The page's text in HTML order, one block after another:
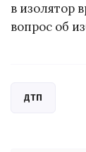
в изолятор
вопрос об
ДТП